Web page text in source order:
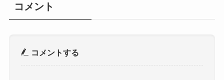
コメント
コメントする